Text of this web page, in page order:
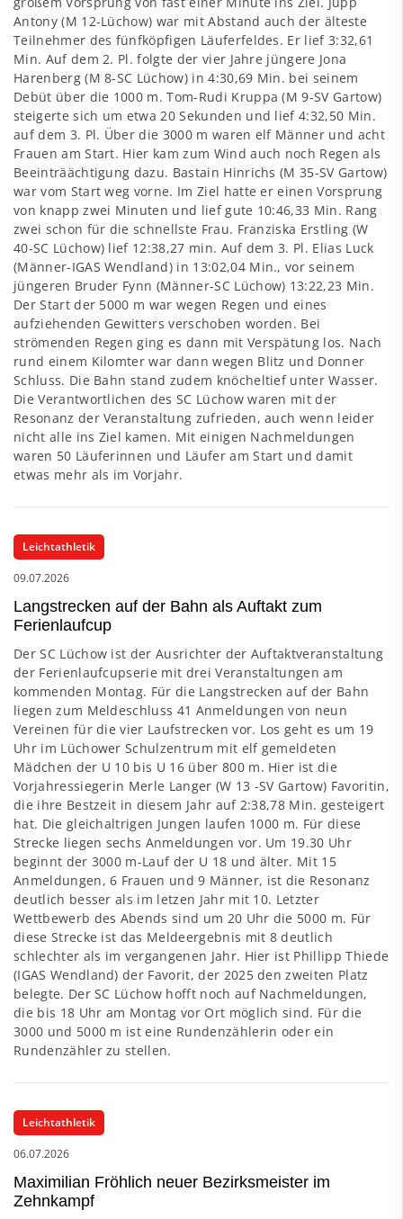
Antony (M 12-Lüchow) war mit Abstand auch der älteste
Teilnehmer des fünfköpfigen Läuferfeldes. Er lief 3:32,61
Min. Auf dem 2. Pl. folgte der vier Jahre jüngere Jona
Harenberg (M 8-SC Lüchow) in 4:30,69 Min. bei seinem
Debüt über die 1000 m. Tom-Rudi Kruppa (M 9-SV Gartow)
steigerte sich um etwa 20 Sekunden und lief 4:32,50 Min.
auf dem 3. Pl. Über die 3000 m waren elf Männer und acht
Frauen am Start. Hier kam zum Wind auch noch Regen als
Beeinträächtigung dazu. Bastain Hinrichs (M 35-SV Gartow)
war vom Start weg vorne. Im Ziel hatte er einen Vorsprung
von knapp zwei Minuten und lief gute 10:46,33 Min. Rang
zwei schon für die schnellste Frau. Franziska Erstling (W
40-SC Lüchow) lief 12:38,27 min. Auf dem 3. Pl. Elias Luck
(Männer-IGAS Wendland) in 13:02,04 Min., vor seinem
jüngeren Bruder Fynn (Männer-SC Lüchow) 13:22,23 Min.
Der Start der 5000 m war wegen Regen und eines
aufziehenden Gewitters verschoben worden. Bei
strömenden Regen ging es dann mit Verspätung los. Nach
rund einem Kilomter war dann wegen Blitz und Donner
Schluss. Die Bahn stand zudem knöcheltief unter Wasser.
Die Verantwortlichen des SC Lüchow waren mit der
Resonanz der Veranstaltung zufrieden, auch wenn leider
nicht alle ins Ziel kamen. Mit einigen Nachmeldungen
waren 50 Läuferinnen und Läufer am Start und damit
etwas mehr als im Vorjahr.
Leichtathletik
09.07.2026
Langstrecken auf der Bahn als Auftakt zum
Ferienlaufcup
Der SC Lüchow ist der Ausrichter der Auftaktveranstaltung
der Ferienlaufcupserie mit drei Veranstaltungen am
kommenden Montag. Für die Langstrecken auf der Bahn
liegen zum Meldeschluss 41 Anmeldungen von neun
Vereinen für die vier Laufstrecken vor. Los geht es um 19
Uhr im Lüchower Schulzentrum mit elf gemeldeten
Mädchen der U 10 bis U 16 über 800 m. Hier ist die
Vorjahressiegerin Merle Langer (W 13 -SV Gartow) Favoritin,
die ihre Bestzeit in diesem Jahr auf 2:38,78 Min. gesteigert
hat. Die gleichaltrigen Jungen laufen 1000 m. Für diese
Strecke liegen sechs Anmeldungen vor. Um 19.30 Uhr
beginnt der 3000 m-Lauf der U 18 und älter. Mit 15
Anmeldungen, 6 Frauen und 9 Männer, ist die Resonanz
deutlich besser als im letzen Jahr mit 10. Letzter
Wettbewerb des Abends sind um 20 Uhr die 5000 m. Für
diese Strecke ist das Meldeergebnis mit 8 deutlich
schlechter als im vergangenen Jahr. Hier ist Phillipp Thiede
(IGAS Wendland) der Favorit, der 2025 den zweiten Platz
belegte. Der SC Lüchow hofft noch auf Nachmeldungen,
die bis 18 Uhr am Montag vor Ort möglich sind. Für die
3000 und 5000 m ist eine Rundenzählerin oder ein
Rundenzähler zu stellen.
Leichtathletik
06.07.2026
Maximilian Fröhlich neuer Bezirksmeister im
Zehnkampf